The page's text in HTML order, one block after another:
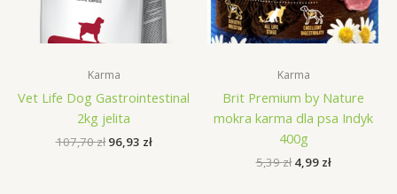
Karma
Vet Life Dog Gastrointestinal
2kg jelita
107,70zł Pierwotna
96,93 złAktualna
Karma
Brit Premium by Nature
mokra karma dla psa Indyk
400g
5,39zł Pierwotna
4,99 złAktualna